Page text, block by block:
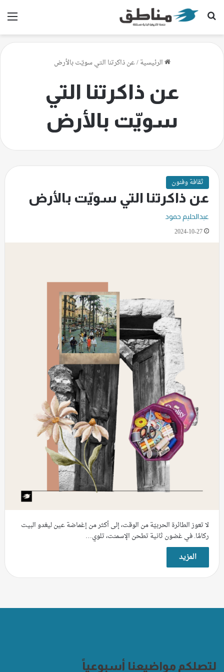
بحث عن
الرئيسية/عن ذاكرتنا التي سويّت بالأرض
عن ذاكرتنا التي
سويّت بالأرض
ثقافة وفنون
عن ذاكرتنا التي سويّت بالأرض
عبدالحليم حمود
2024-10-27
لا تعوز الطائرة الحربيّة من الوقت، إلى أكثر من إغماضة عين ليغدو البيت
ركامًا. في غضون ثانية تطحن الإسمنت، تلوي…
المزيد
لتصلكم مواضيعنا أسبوعياً